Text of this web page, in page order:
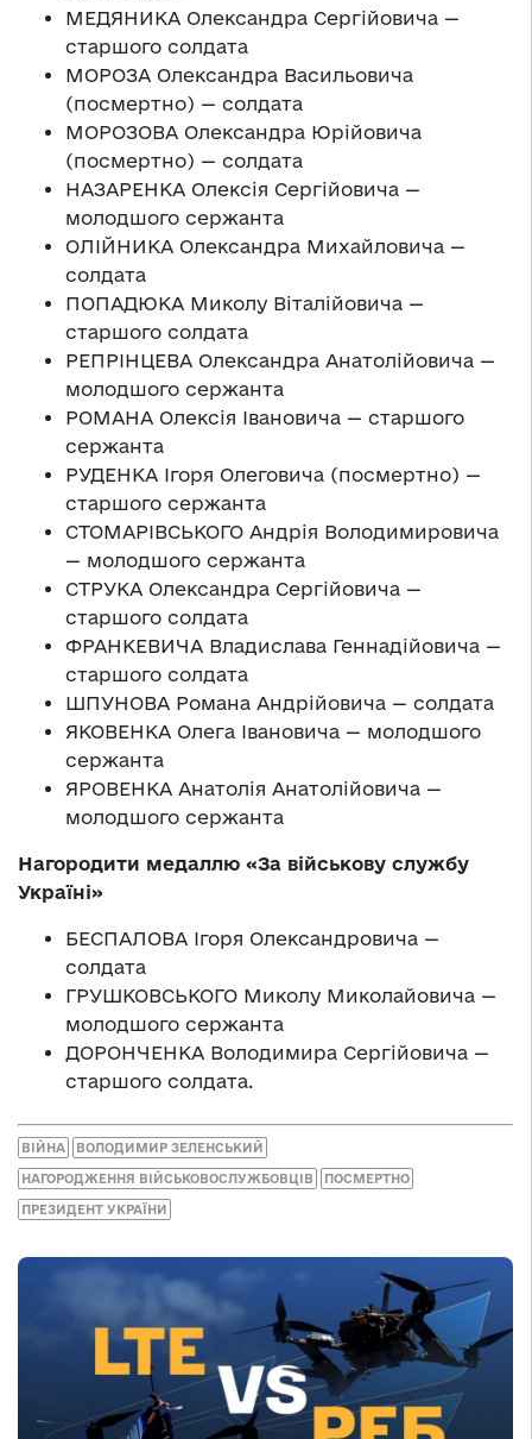
МЕДЯНИКА Олександра Сергійовича —
старшого солдата
МОРОЗА Олександра Васильовича
(посмертно) — солдата
МОРОЗОВА Олександра Юрійовича
(посмертно) — солдата
НАЗАРЕНКА Олексія Сергійовича —
молодшого сержанта
ОЛІЙНИКА Олександра Михайловича —
солдата
ПОПАДЮКА Миколу Віталійовича —
старшого солдата
РЕПРІНЦЕВА Олександра Анатолійовича —
молодшого сержанта
РОМАНА Олексія Івановича — старшого
сержанта
РУДЕНКА Ігоря Олеговича (посмертно) —
старшого сержанта
СТОМАРІВСЬКОГО Андрія Володимировича
— молодшого сержанта
СТРУКА Олександра Сергійовича —
старшого солдата
ФРАНКЕВИЧА Владислава Геннадійовича —
старшого солдата
ШПУНОВА Романа Андрійовича — солдата
ЯКОВЕНКА Олега Івановича — молодшого
сержанта
ЯРОВЕНКА Анатолія Анатолійовича —
молодшого сержанта
Нагородити медаллю «За військову службу
Україні»
БЕСПАЛОВА Ігоря Олександровича —
солдата
ГРУШКОВСЬКОГО Миколу Миколайовича —
молодшого сержанта
ДОРОНЧЕНКА Володимира Сергійовича —
старшого солдата.
ВІЙНА ВОЛОДИМИР ЗЕЛЕНСЬКИЙ
НАГОРОДЖЕННЯ ВІЙСЬКОВОСЛУЖБОВЦІВ ПОСМЕРТНО
ПРЕЗИДЕНТ УКРАЇНИ